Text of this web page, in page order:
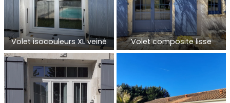
Volet isocouleurs XL veiné Volet composite lisse